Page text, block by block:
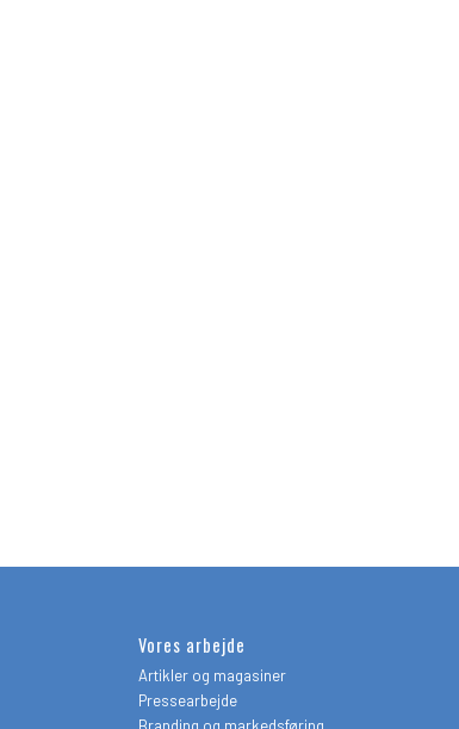
Vores arbejde
Artikler og magasiner
Pressearbejde